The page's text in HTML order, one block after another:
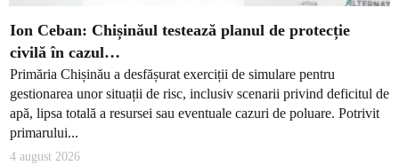
Ion Ceban: Chișinăul testează planul de protecție
civilă în cazul…
Primăria Chișinău a desfășurat exerciții de simulare pentru
gestionarea unor situații de risc, inclusiv scenarii privind deficitul de
apă, lipsa totală a resursei sau eventuale cazuri de poluare. Potrivit
primarului...
4 august 2026